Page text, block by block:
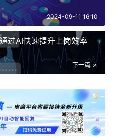
2024-09-11 16:10
过AI快速提升上岗效率
下一篇